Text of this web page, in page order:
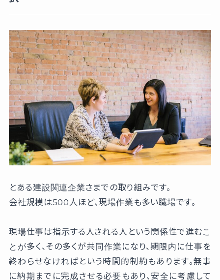
とある建設関連企業さまでの取り組みです。
会社規模は500人ほど、現場作業も多い職場です。
現場仕事は指示する人される人という関係性で進むこ
とが多く、その多くが共同作業になり、期限内に仕事を
終わらせなければという時間的制約もあります。無事
に納期までに完成させる必要もあり、安全に考慮して